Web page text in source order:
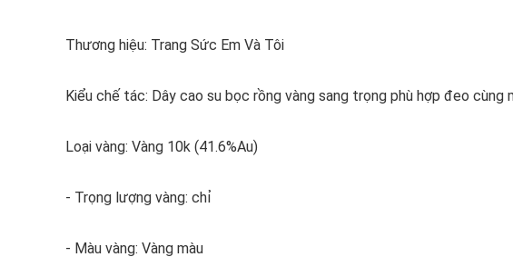
Thương hiệu: Trang Sức Em Và Tôi
Kiểu chế tác: Dây cao su bọc rồng vàng sang trọng phù hợp đeo cùng
Loại vàng: Vàng 10k (41.6%Au)
- Trọng lượng vàng: chỉ
- Màu vàng: Vàng màu